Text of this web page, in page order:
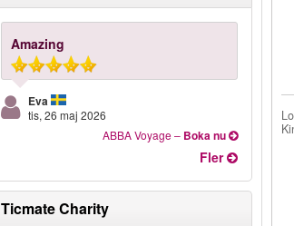
Amazing
Eva
tis, 26 maj 2026
ABBA Voyage– Boka nu
Fler
Ticmate Charity